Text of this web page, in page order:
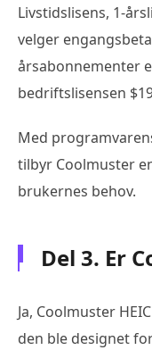
Livstidslisens, 1-
velger
årsabonnementer
bedriftslisensen
Med
tilbyr Coolmuster
brukernes behov.
Del 3. Er
Ja, Coolmuster
den ble designet